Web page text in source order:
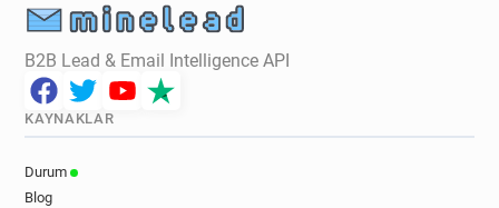
B2B Lead & Email Intelligence API
KAYNAKLAR
Durum
Blog